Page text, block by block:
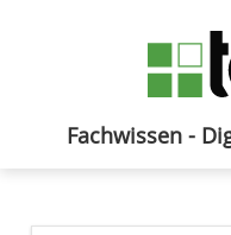
Fachwissen -